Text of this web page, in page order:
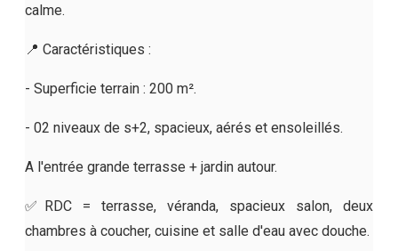
calme.
📍 Caractéristiques :
- Superficie terrain : 200 m².
- 02 niveaux de s+2, spacieux, aérés et ensoleillés.
A l'entrée grande terrasse + jardin autour.
✅RDC = terrasse, véranda, spacieux salon, deux
chambres à coucher, cuisine et salle d'eau avec douche.